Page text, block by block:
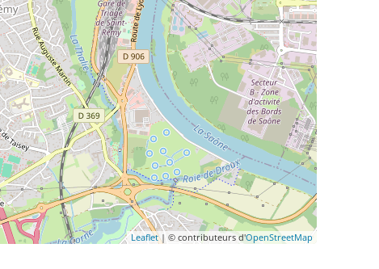
Leaflet| © contributeurs d'OpenStreetMap